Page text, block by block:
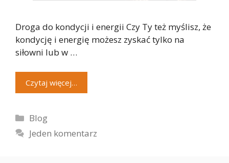
Droga do kondycji i energii Czy Ty też myślisz, że
kondycję i energię możesz zyskać tylko na
siłowni lub w …
Czytaj więcej…
Kategorie
Blog
Jeden komentarz